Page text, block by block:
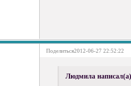
Поделиться2012-06-27 22:52:22
Людмила